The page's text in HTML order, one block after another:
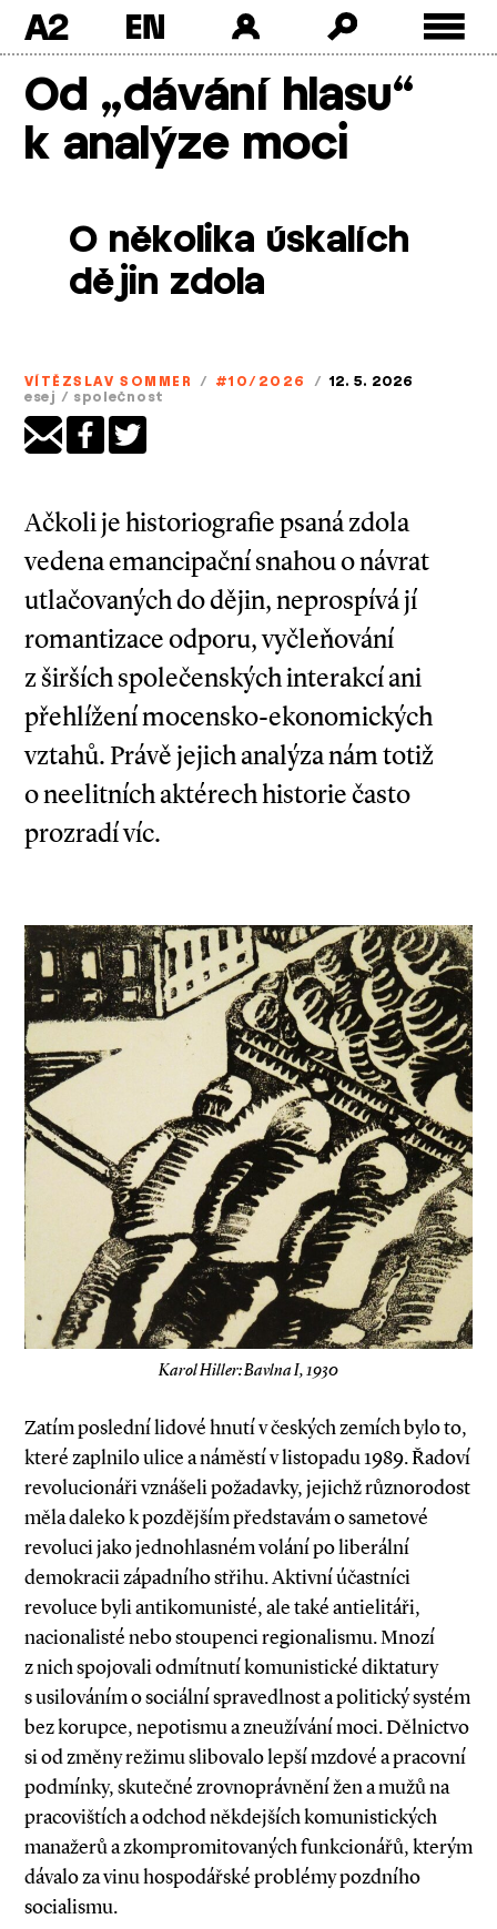
A2
Od „dávání hlasu“
k analýze moci
O několika úskalích
dějin zdola
VÍTĚZSLAV SOMMER / #10/2026 / 12. 5. 2026
esej / společnost
Ačkoli je historiografie psaná zdola
vedena emancipační snahou o návrat
utlačovaných do dějin, neprospívá jí
romantizace odporu, vyčleňování
z širších společenských interakcí ani
přehlížení mocensko­-ekonomických
vztahů. Právě jejich analýza nám totiž
o neelitních aktérech historie často
prozradí víc.
Karol Hiller: Bavlna I, 1930
Zatím poslední lidové hnutí v českých zemích bylo to,
které zaplnilo ulice a náměstí v listopadu 1989. Řadoví
revolucionáři vznášeli požadavky, jejichž různorodost
měla daleko k pozdějším představám o sametové
revoluci jako jednohlasném volání po liberální
demokracii západního střihu. Aktivní účastníci
revoluce byli antikomunisté, ale také antielitáři,
nacionalisté nebo stoupenci regionalismu. Mnozí
z nich spojovali odmítnutí komunistické diktatury
s usilováním o sociální spravedlnost a politický systém
bez korupce, nepotismu a zneužívání moci. Dělnictvo
si od změny režimu slibovalo lepší mzdové a pracovní
podmínky, skutečné zrovnoprávnění žen a mužů na
pracovištích a odchod někdejších komunistických
manažerů a zkompromitovaných funkcionářů, kterým
dávalo za vinu hospodářské problémy pozdního
socialismu.